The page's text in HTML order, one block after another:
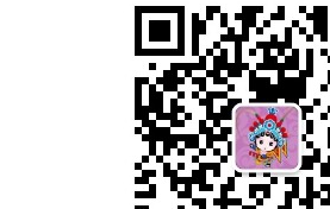
静态响应处理 - 直接在边缘构建一些
多区域弹性 - 跨AWS地区的路由请
编写Zuul微服务网关